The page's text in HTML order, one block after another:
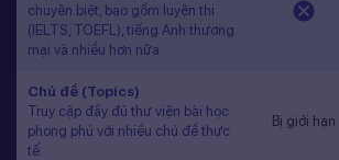
chuyên biệt, bao gồm luyện thi
(IELTS, TOEFL), tiếng Anh thương
mại và nhiều hơn nữa.
Chủ đề (Topics)
Truy cập đầy đủ thư viện bài học
phong phú với nhiều chủ đề thực
tế.
Bị giới hạn